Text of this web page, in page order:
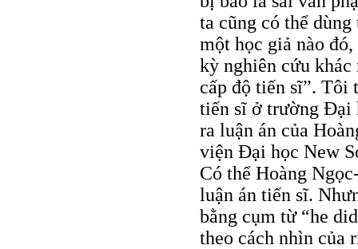
ta cũng có thể
một học giả nào
kỳ nghiên cứu
cấp độ tiến sĩ”. Tôi
tiến sĩ ở trường Đại
ra luận án của
viện Đại học New
Có thể Hoàng
luận án tiến sĩ.
bằng cụm từ “he
theo cách nhìn của